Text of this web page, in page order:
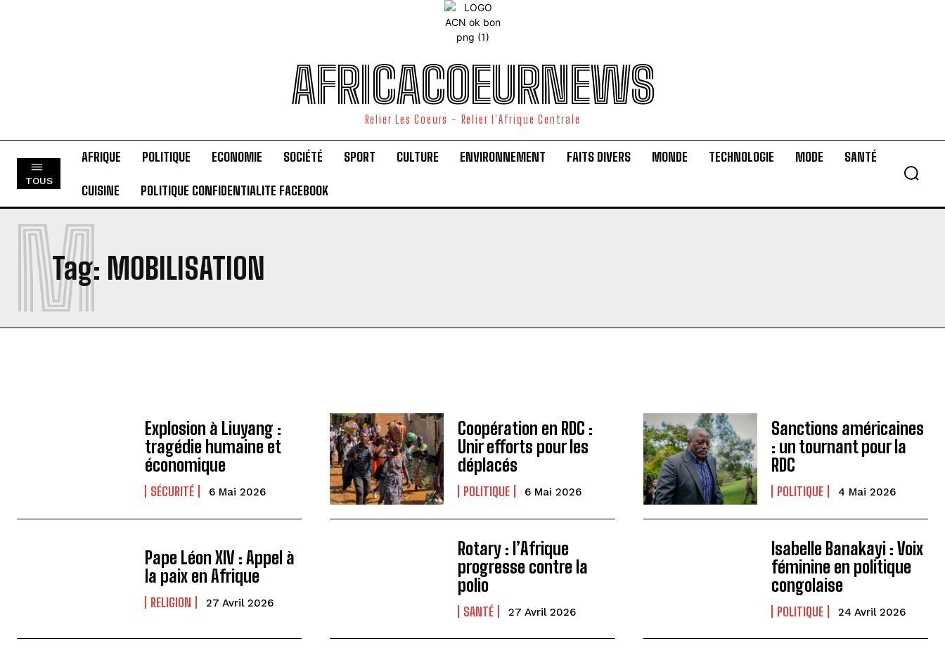
AFRICACOEURNEWS
Relier Les Coeurs - Relier l'Afrique Centrale
TOUS
AFRIQUE POLITIQUE ECONOMIE SOCIÉTÉ SPORT CULTURE ENVIRONNEMENT FAITS DIVERS MONDE TECHNOLOGIE MODE SANTÉ
CUISINE POLITIQUE CONFIDENTIALITE FACEBOOK
Tag: MOBILISATION
M
Explosion à Liuyang :
tragédie humaine et
économique
SÉCURITÉ 6 Mai 2026
Coopération en RDC :
Unir efforts pour les
déplacés
POLITIQUE 6 Mai 2026
Sanctions américaines
: un tournant pour la
RDC
POLITIQUE 4 Mai 2026
Pape Léon XIV : Appel à
la paix en Afrique
RELIGION 27 Avril 2026
Rotary : l’Afrique
progresse contre la
polio
SANTÉ 27 Avril 2026
Isabelle Banakayi : Voix
féminine en politique
congolaise
POLITIQUE 24 Avril 2026